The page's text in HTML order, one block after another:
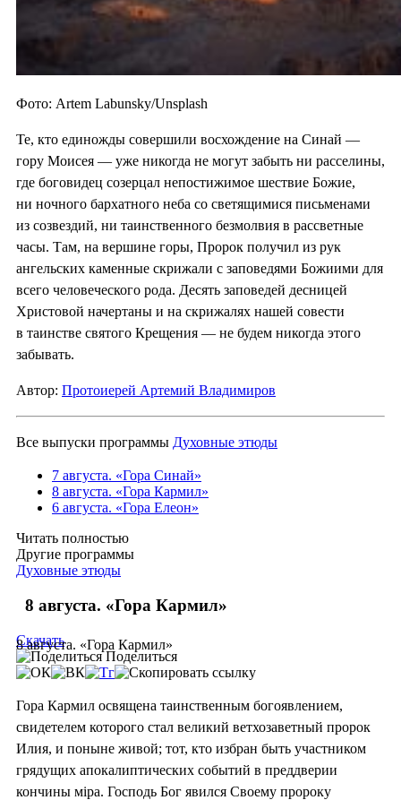
Фото: Artem Labunsky/Unsplash
Те, кто единожды совершили восхождение на Синай —
гору Моисея — уже никогда не могут забыть ни расселины,
где боговидец созерцал непостижимое шествие Божие,
ни ночного бархатного неба со светящимися письменами
из созвездий, ни таинственного безмолвия в рассветные
часы. Там, на вершине горы, Пророк получил из рук
ангельских каменные скрижали с заповедями Божиими для
всего человеческого рода. Десять заповедей десницей
Христовой начертаны и на скрижалях нашей совести
в таинстве святого Крещения — не будем никогда этого
забывать.
Автор: Протоиерей Артемий Владимиров
Все выпуски программы Духовные этюды
7 августа. «Гора Синай»
8 августа. «Гора Кармил»
6 августа. «Гора Елеон»
Читать полностью
Другие программы
Духовные этюды
8 августа. «Гора Кармил»
8 августа. «Гора Кармил»
Скачать
Поделиться
Гора Кармил освящена таинственным богоявлением,
свидетелем которого стал великий ветхозаветный пророк
Илия, и поныне живой; тот, кто избран быть участником
грядущих апокалиптических событий в преддверии
кончины мiра. Господь Бог явился Своему пророку